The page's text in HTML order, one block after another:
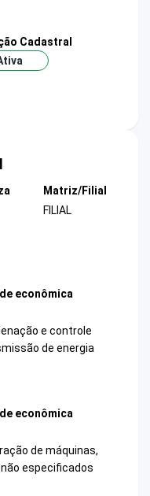
Cadastral
Matriz/Filial
FILIAL
econômica
e controle
de energia
econômica
de máquinas,
especificados